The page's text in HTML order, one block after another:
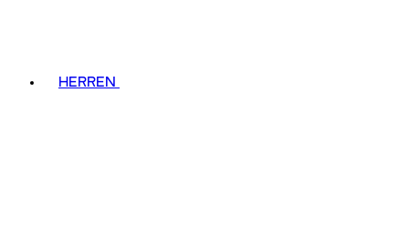
HERREN